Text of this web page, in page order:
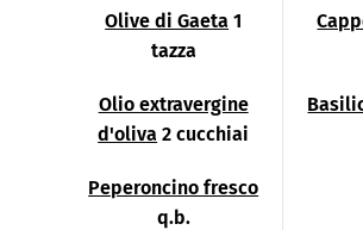
Olive di Gaeta 1
tazza
Olio extravergine
d'oliva 2 cucchiai
Peperoncino fresco
q.b.